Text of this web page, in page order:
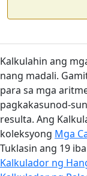
Kalkulahin ang
nang madali.
para sa mga
pagkakasunod-
resulta. Ang
koleksyong Mga
Tuklasin ang 19
Kalkulador ng